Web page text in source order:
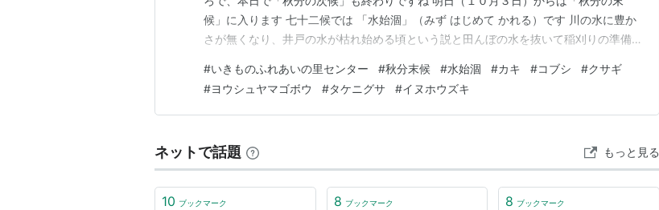
候」に入ります 七十二候では 「水始涸」（みず はじめて かれる）です 川の水に豊か
さが無くなり、井戸の水が枯れ始める頃という説と田んぼの水を抜いて稲刈りの準備を
里センター周辺の様子です 先ずは、カキとコブシの実です カキが、色づいてきました
続いて、クサギの花と実です 続いて、ヨウ…
#いきものふれあいの里センター #秋分末候 #水始涸 #カキ #コブシ #クサギ
#ヨウシュヤマゴボウ #タケニグサ #イヌホウズキ
ネットで話題 もっと見る
10 ブックマーク 8 ブックマーク 8 ブックマーク